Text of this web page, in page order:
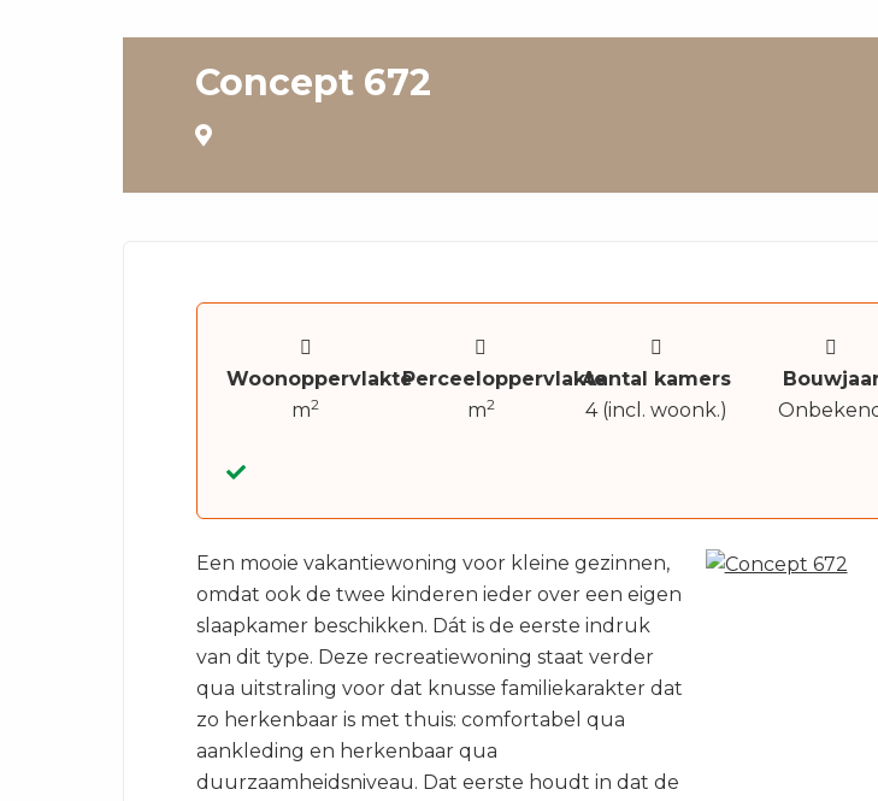
Concept 672
Woonoppervlakte
m2
Perceeloppervlakte
m2
Aantal kamers
4 (incl. woonk.)
Een mooie vakantiewoning voor kleine gezinnen,
omdat ook de twee kinderen ieder over een eigen
slaapkamer beschikken. Dát is de eerste indruk
van dit type. Deze recreatiewoning staat verder
qua uitstraling voor dat knusse familiekarakter dat
zo herkenbaar is met thuis: comfortabel qua
aankleding en herkenbaar qua
duurzaamheidsniveau. Dat eerste houdt in dat de